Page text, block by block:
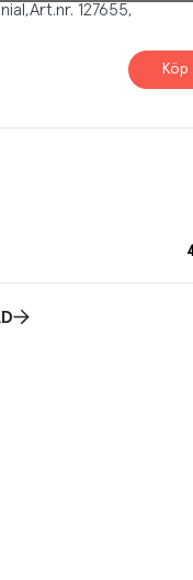
Art.nr. 127655
Köp